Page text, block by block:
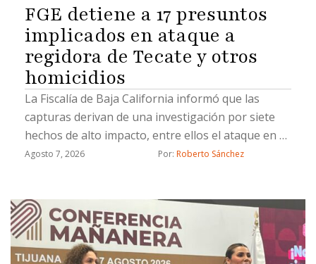
FGE detiene a 17 presuntos
implicados en ataque a
regidora de Tecate y otros
homicidios
La Fiscalía de Baja California informó que las
capturas derivan de una investigación por siete
hechos de alto impacto, entre ellos el ataque en el
que fue asesinado el esposo de una regidora de
Agosto 7, 2026 Por: Roberto Sánchez